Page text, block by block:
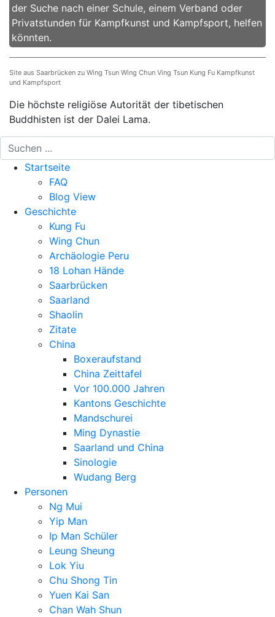
der Suche nach einer Schule, einem Verband oder
Privatstunden für Kampfkunst und Kampfsport, helfen
könnten.
Site aus Saarbrücken zu Wing Tsun Wing Chun Ving Tsun Kung Fu Kampfkunst
und Kampfsport
Die höchste religiöse Autorität der tibetischen
Buddhisten ist der Dalei Lama.
Startseite
FAQ
Blog View
Geschichte
Kung Fu
Wing Chun
Archäologie Peru
18 Lohan Hände
Saarbrücken
Saarland
Shaolin
Zitate
China
Boxeraufstand
China Zeittafel
Vor 100.000 Jahren
Kantons Geschichte
Mandschurei
Ming Dynastie
Saarland und China
Sinologie
Wudang Berg
Personen
Ng Mui
Yip Man
Ip Man Schüler
Leung Sheung
Lok Yiu
Chu Shong Tin
Yuen Kai San
Chan Wah Shun